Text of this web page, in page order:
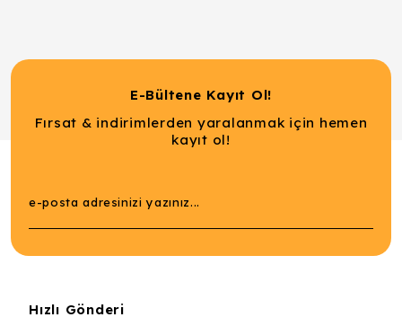
E-Bültene Kayıt Ol!
Fırsat & indirimlerden yaralanmak için hemen
kayıt ol!
Hızlı Gönderi